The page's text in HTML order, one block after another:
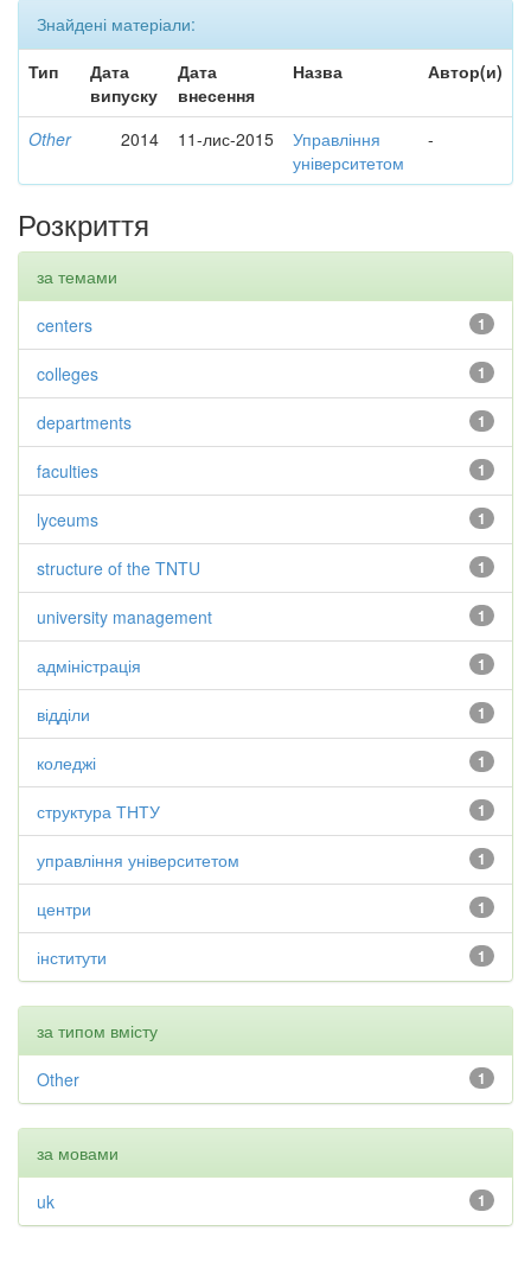
Знайдені матеріали:
Тип
Дата
випуску
Дата
внесення
Назва Автор(и)
Other 2014 11-лис-2015
Управління
університетом
-
Розкриття
за темами
1
centers
1
colleges
1
departments
1
faculties
1
lyceums
1
structure of the TNTU
1
university management
1
адміністрація
1
відділи
1
коледжі
1
структура ТНТУ
1
управління університетом
1
центри
1
інститути
за типом вмісту
1
Other
за мовами
1
uk